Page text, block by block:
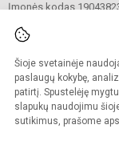
Šioje svetainėje
paslaugų kokybę,
patirtį. Spustelėję
slapukų naudojimu
sutikimus, prašome
Įmonės kodas
© 2023. Klaipėdos
Kopijuoti turinį be
Sumanus būdas